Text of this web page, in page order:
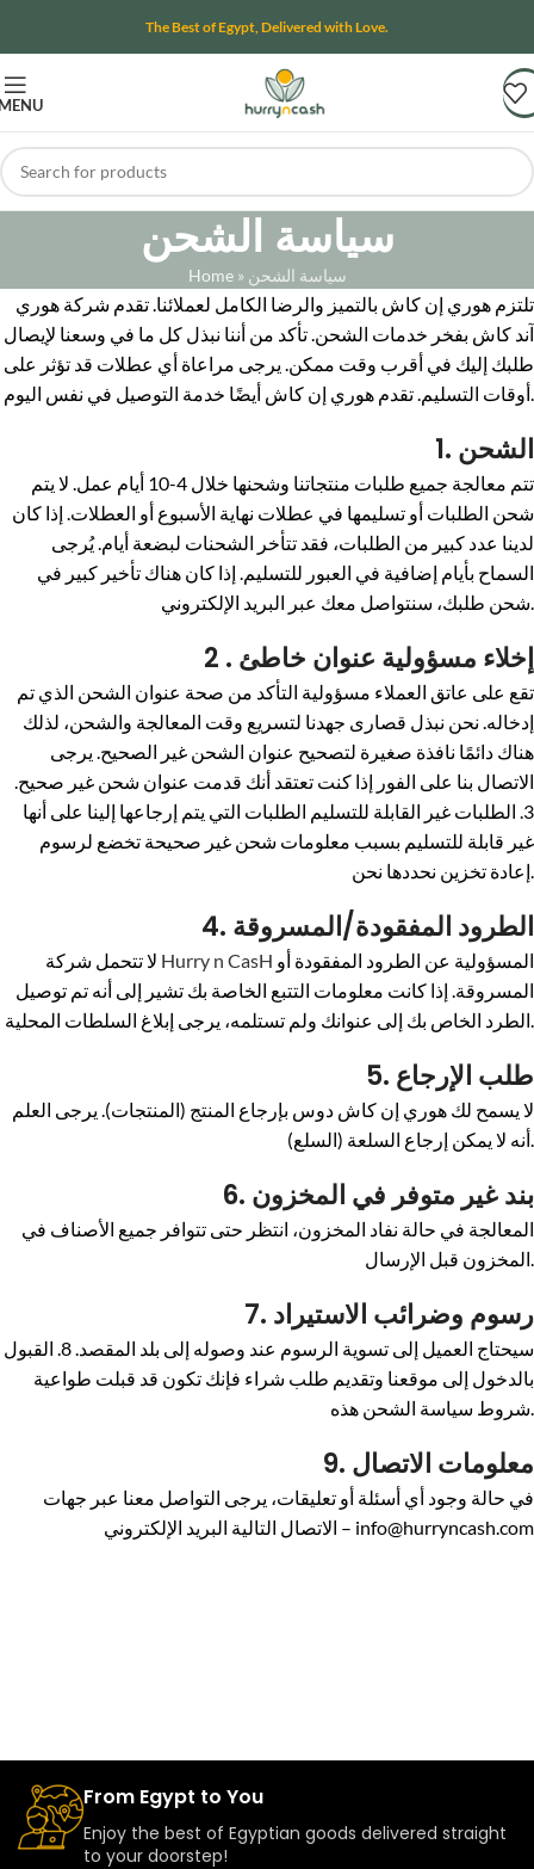
The Best of Egypt, Delivered with Love.
سياسة الشحن
Home» سياسة الشحن
تلتزم هوري إن كاش بالتميز والرضا الكامل لعملائنا. تقدم شركة هوري
آند كاش بفخر خدمات الشحن. تأكد من أننا نبذل كل ما في وسعنا لإيصال
طلبك إليك في أقرب وقت ممكن. يرجى مراعاة أي عطلات قد تؤثر على
أوقات التسليم. تقدم هوري إن كاش أيضًا خدمة التوصيل في نفس اليوم.
1. الشحن
تتم معالجة جميع طلبات منتجاتنا وشحنها خلال 4-10 أيام عمل. لا يتم
شحن الطلبات أو تسليمها في عطلات نهاية الأسبوع أو العطلات. إذا كان
لدينا عدد كبير من الطلبات، فقد تتأخر الشحنات لبضعة أيام. يُرجى
السماح بأيام إضافية في العبور للتسليم. إذا كان هناك تأخير كبير في
شحن طلبك، سنتواصل معك عبر البريد الإلكتروني.
2 . إخلاء مسؤولية عنوان خاطئ
تقع على عاتق العملاء مسؤولية التأكد من صحة عنوان الشحن الذي تم
إدخاله. نحن نبذل قصارى جهدنا لتسريع وقت المعالجة والشحن، لذلك
هناك دائمًا نافذة صغيرة لتصحيح عنوان الشحن غير الصحيح. يرجى
الاتصال بنا على الفور إذا كنت تعتقد أنك قدمت عنوان شحن غير صحيح.
3. الطلبات غير القابلة للتسليم الطلبات التي يتم إرجاعها إلينا على أنها
غير قابلة للتسليم بسبب معلومات شحن غير صحيحة تخضع لرسوم
إعادة تخزين نحددها نحن.
4. الطرود المفقودة/المسروقة
Hurry n CasH
المسروقة. إذا كانت معلومات التتبع الخاصة بك تشير إلى أنه تم توصيل
الطرد الخاص بك إلى عنوانك ولم تستلمه، يرجى إبلاغ السلطات المحلية.
5. طلب الإرجاع
لا يسمح لك هوري إن كاش دوس بإرجاع المنتج (المنتجات). يرجى العلم
أنه لا يمكن إرجاع السلعة (السلع).
6. بند غير متوفر في المخزون
المعالجة في حالة نفاد المخزون، انتظر حتى تتوافر جميع الأصناف في
المخزون قبل الإرسال.
7. رسوم وضرائب الاستيراد
سيحتاج العميل إلى تسوية الرسوم عند وصوله إلى بلد المقصد. 8. القبول
بالدخول إلى موقعنا وتقديم طلب شراء فإنك تكون قد قبلت طواعية
شروط سياسة الشحن هذه.
9. معلومات الاتصال
في حالة وجود أي أسئلة أو تعليقات، يرجى التواصل معنا عبر جهات
الاتصال التالية البريد الإلكتروني – info@hurryncash.com
From Egypt to You
Enjoy the best of Egyptian goods delivered straight
to your doorstep!